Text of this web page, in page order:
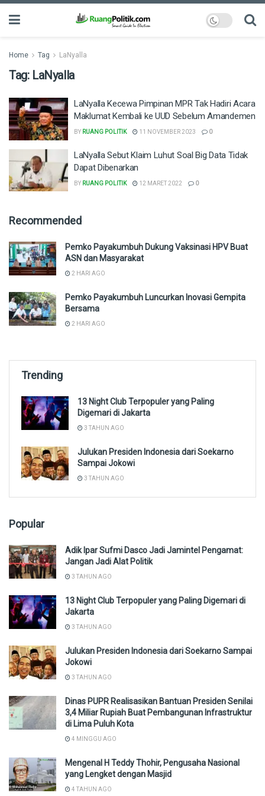
Home Tag LaNyalla
Tag: LaNyalla
LaNyalla Kecewa Pimpinan MPR Tak Hadiri Acara
Maklumat Kembali ke UUD Sebelum Amandemen
BY RUANG POLITIK 11 NOVEMBER 2023 0
LaNyalla Sebut Klaim Luhut Soal Big Data Tidak
Dapat Dibenarkan
BY RUANG POLITIK 12 MARET 2022 0
Recommended
Pemko Payakumbuh Dukung Vaksinasi HPV Buat
ASN dan Masyarakat
2 HARI AGO
Pemko Payakumbuh Luncurkan Inovasi Gempita
Bersama
2 HARI AGO
Trending
13 Night Club Terpopuler yang Paling
Digemari di Jakarta
3 TAHUN AGO
Julukan Presiden Indonesia dari Soekarno
Sampai Jokowi
3 TAHUN AGO
Popular
Adik Ipar Sufmi Dasco Jadi Jamintel Pengamat:
Jangan Jadi Alat Politik
3 TAHUN AGO
13 Night Club Terpopuler yang Paling Digemari di
Jakarta
3 TAHUN AGO
Julukan Presiden Indonesia dari Soekarno Sampai
Jokowi
3 TAHUN AGO
Dinas PUPR Realisasikan Bantuan Presiden Senilai
3,4 Miliar Rupiah Buat Pembangunan Infrastruktur
di Lima Puluh Kota
4 MINGGU AGO
Mengenal H Teddy Thohir, Pengusaha Nasional
yang Lengket dengan Masjid
4 TAHUN AGO